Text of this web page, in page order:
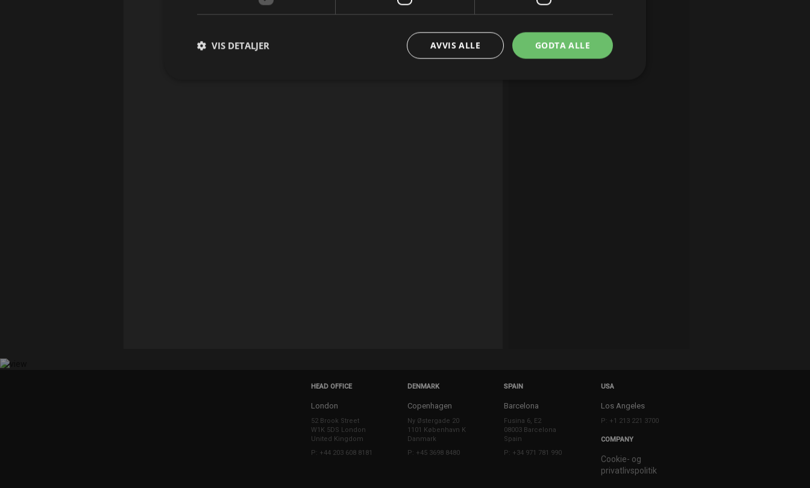
HEAD OFFICE
London
52 Brook Street
W1K 5DS London
United Kingdom
P: +44 203 608 8181
DENMARK
Copenhagen
Ny Østergade 20
1101 København K
Danmark
P: +45 3698 8480
SPAIN
Barcelona
Fusina 6, E2
08003 Barcelona
Spain
P: +34 971 781 990
USA
Los Angeles
P: +1 213 221 3700
COMPANY
Cookie- og
privatlivspolitik
GODTA ALLE
AVVIS ALLE
VIS DETALJER